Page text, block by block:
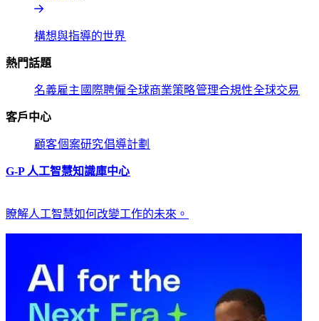
構想與指導的世界​​
熱門話題​​
名義雇主​​ 國際聘僱​​全球商業策略​​管理合規性​​全球交易​​
客戶中心​​
顧客​​個案研究​​倡導計劃​​
G-P 人工智慧知識庫中心​​
瞭解人工智慧如何改變工作的未來。​​